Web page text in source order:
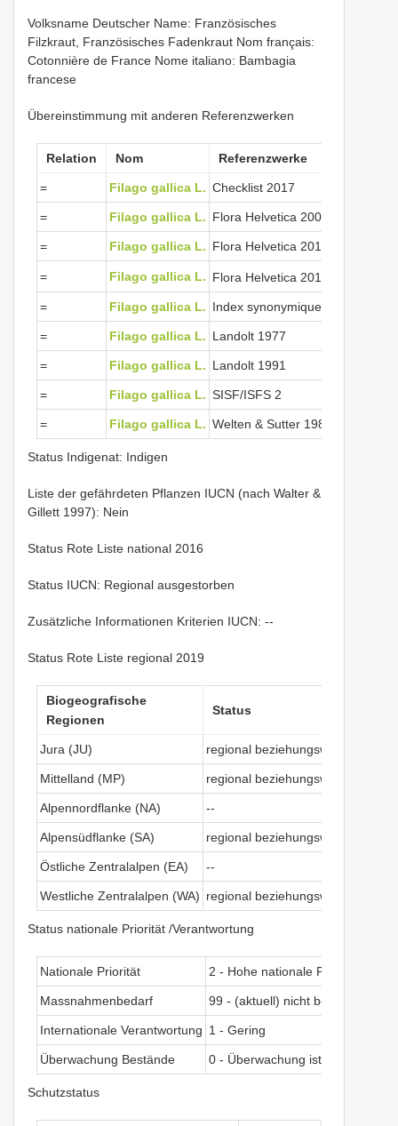
Volksname Deutscher Name: Französisches
Filzkraut, Französisches Fadenkraut Nom français:
Cotonnière de France Nome italiano: Bambagia
francese
Übereinstimmung mit anderen Referenzwerken
Relation Nom Referenzwerke
= Filago gallica L. Checklist 2017
= Filago gallica L. Flora Helvetica 2001
= Filago gallica L. Flora Helvetica 2012
= Filago gallica L. Flora Helvetica 2018
= Filago gallica L. Index synonymique 1996
= Filago gallica L. Landolt 1977
= Filago gallica L. Landolt 1991
= Filago gallica L. SISF/ISFS 2
= Filago gallica L. Welten & Sutter 1982
Status Indigenat: Indigen
Liste der gefährdeten Pflanzen IUCN (nach Walter &
Gillett 1997): Nein
Status Rote Liste national 2016
Status IUCN: Regional ausgestorben
Zusätzliche Informationen Kriterien IUCN: --
Status Rote Liste regional 2019
Biogeografische
Regionen
Status
Jura (JU) regional beziehungsweise in der
Mittelland (MP) regional beziehungsweise in der
Alpennordflanke (NA) --
Alpensüdflanke (SA) regional beziehungsweise in der
Östliche Zentralalpen (EA) --
Westliche Zentralalpen (WA) regional beziehungsweise in der
Status nationale Priorität /Verantwortung
Nationale Priorität 2 - Hohe nationale Priorität
Massnahmenbedarf 99 - (aktuell) nicht beurteilbar
Internationale Verantwortung 1 - Gering
Überwachung Bestände 0 - Überwachung ist nicht nötig
Schutzstatus